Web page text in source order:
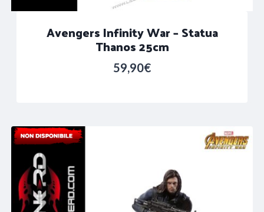
Avengers Infinity War – Statua
Thanos 25cm
59,90€